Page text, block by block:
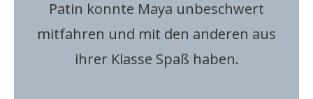
Patin konnte Maya unbeschwert
mitfahren und mit den anderen aus
ihrer Klasse Spaß haben.